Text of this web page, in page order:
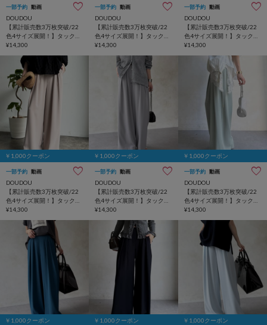
一部予約 動画
DOUDOU
【累計販売数3万枚突破/22
色4サイズ展開！】タックワ
イドパンツ
¥14,300
一部予約 動画
DOUDOU
【累計販売数3万枚突破/22
色4サイズ展開！】タックワ
イドパンツ
¥14,300
一部予約 動画
DOUDOU
【累計販売数3万枚突破/22
色4サイズ展開！】タックワ
イドパンツ
¥14,300
￥1,000クーポン
一部予約 動画
DOUDOU
【累計販売数3万枚突破/22
色4サイズ展開！】タックワ
イドパンツ
¥14,300
￥1,000クーポン
一部予約 動画
DOUDOU
【累計販売数3万枚突破/22
色4サイズ展開！】タックワ
イドパンツ
¥14,300
￥1,000クーポン
一部予約 動画
DOUDOU
【累計販売数3万枚突破/22
色4サイズ展開！】タックワ
イドパンツ
¥14,300
￥1,000クーポン ￥1,000クーポン ￥1,000クーポン